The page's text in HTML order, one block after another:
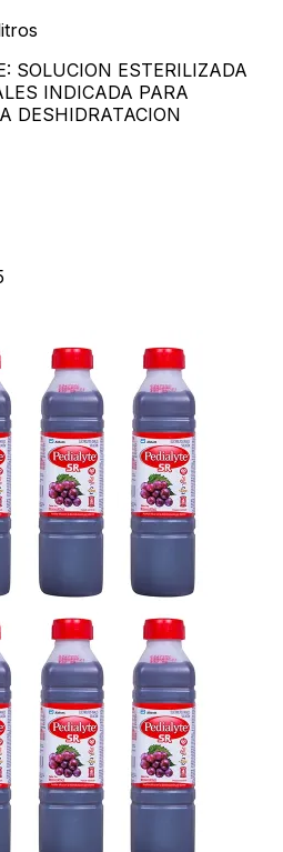
SOLUCION ESTERILIZADA
INDICADA PARA
DESHIDRATACION